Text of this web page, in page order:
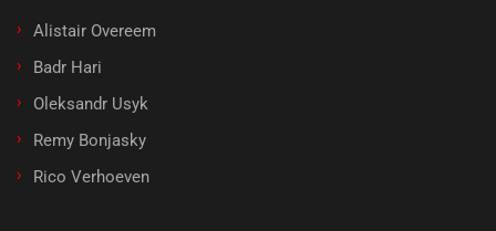
Alistair Overeem
Badr Hari
Oleksandr Usyk
Remy Bonjasky
Rico Verhoeven